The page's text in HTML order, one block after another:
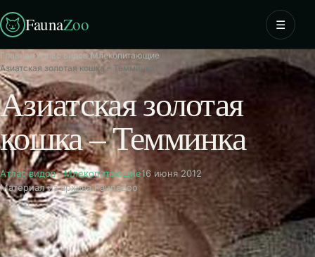
FaunaZoo ☰
Главная›Атлас видов›Млекопитающие
Азиатская золотая кошка – Темминка
Азиатская золотая
кошка – Темминка
Атлас видов·Млекопитающие16 июня 2012
Материал из архива FaunaZoo